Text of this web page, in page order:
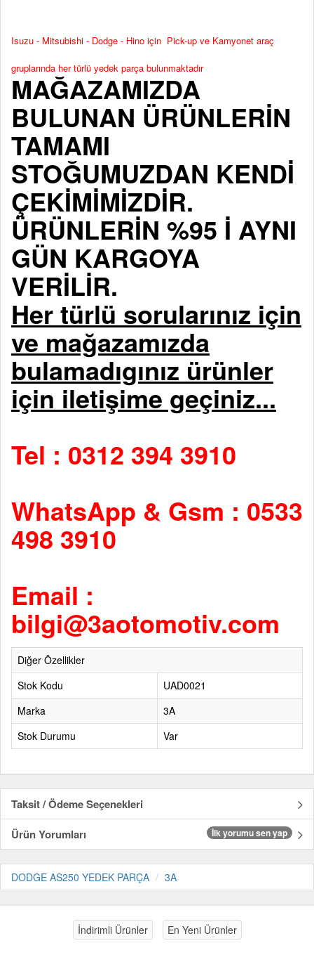
Isuzu - Mitsubishi - Dodge - Hino için Pick-up ve Kamyonet araç
gruplarında her türlü yedek parça bulunmaktadır
MAĞAZAMIZDA
BULUNAN ÜRÜNLERİN
TAMAMI
STOĞUMUZDAN KENDİ
ÇEKİMİMİZDİR.
ÜRÜNLERİN %95 İ AYNI
GÜN KARGOYA
VERİLİR.
Her türlü sorularınız için
ve mağazamızda
bulamadıgınız ürünler
için iletişime geçiniz...
Tel : 0312 394 3910
WhatsApp & Gsm : 0533
498 3910
Email :
bilgi@3aotomotiv.com
Diğer Özellikler
Stok Kodu
UAD0021
Marka
3A
Stok Durumu
Var
Taksit / Ödeme Seçenekleri
Ürün Yorumları
İlk yorumu sen yap
DODGE AS250 YEDEK PARÇA 3A
İndirimli Ürünler En Yeni Ürünler